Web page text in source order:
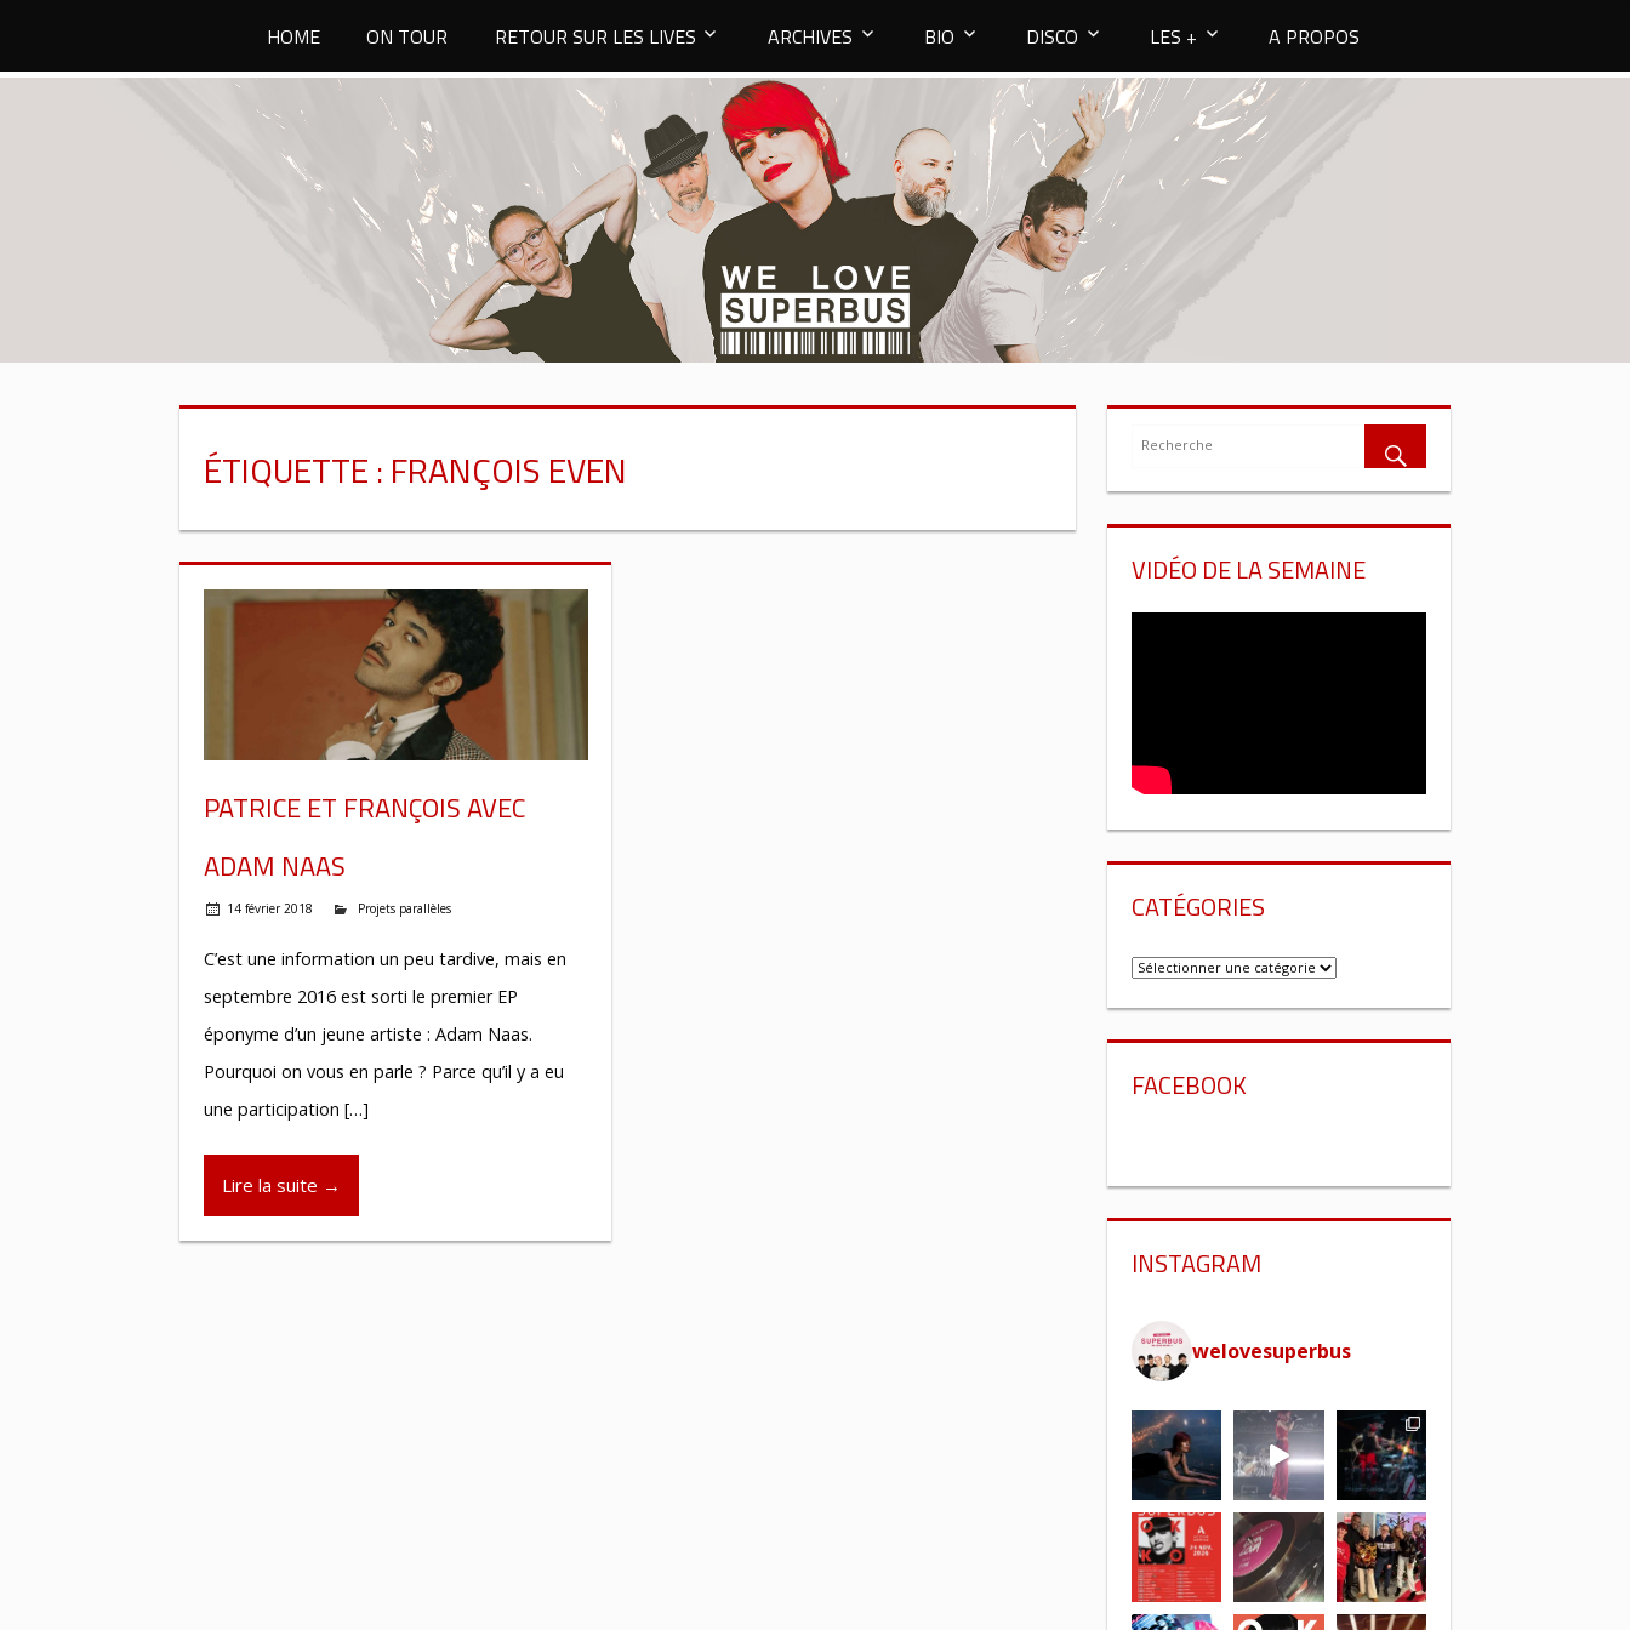
contenu
HOME ON TOUR RETOUR SUR LES LIVES ARCHIVES BIO DISCO LES + A PROPOS
ÉTIQUETTE : FRANÇOIS EVEN
PATRICE ET FRANÇOIS AVEC
ADAM NAAS
14 février 2018 Projets parallèles
C’est une information un peu tardive, mais en
septembre 2016 est sorti le premier EP
éponyme d’un jeune artiste : Adam Naas.
Pourquoi on vous en parle ? Parce qu’il y a eu
une participation […]
Lire la suite →
VIDÉO DE LA SEMAINE
CATÉGORIES
Catégories
FACEBOOK
INSTAGRAM
welovesuperbus